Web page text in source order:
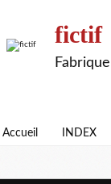
fictif
Accueil INDEX